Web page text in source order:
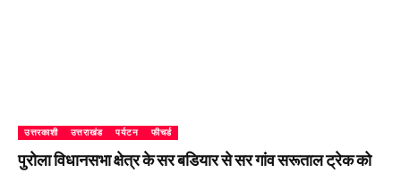
उत्तरकाशी उत्तराखंड पर्यटन फीचर्ड
पुरोला विधानसभा क्षेत्र के सर बडियार से सर गांव सरूताल ट्रेक को